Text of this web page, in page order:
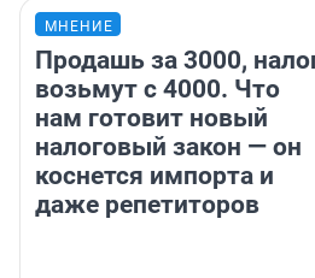
МНЕНИЕ
Продашь за 3000,
возьмут с 4000. Что
нам готовит новый
налоговый закон — он
коснется импорта и
даже репетиторов